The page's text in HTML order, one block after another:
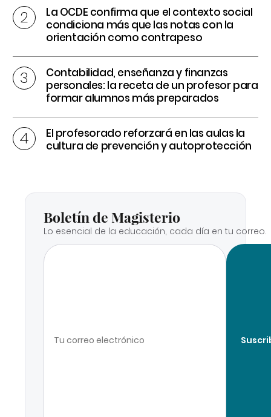
La OCDE confirma que el contexto social
condiciona más que las notas con la
orientación como contrapeso
Contabilidad, enseñanza y finanzas
personales: la receta de un profesor para
formar alumnos más preparados
El profesorado reforzará en las aulas la
cultura de prevención y autoprotección
Boletín de Magisterio
Lo esencial de la educación, cada día en tu correo.